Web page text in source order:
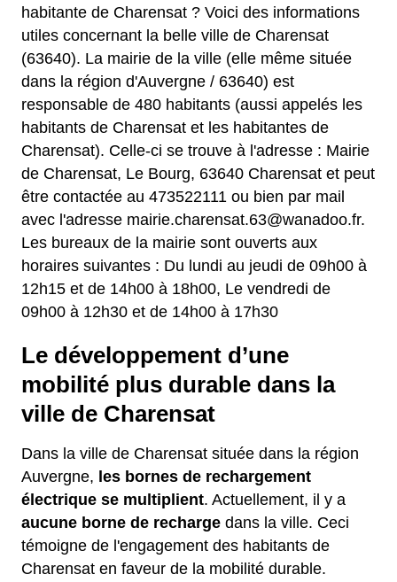
habitante de Charensat ? Voici des informations
utiles concernant la belle ville de Charensat
(63640). La mairie de la ville (elle même située
dans la région d'Auvergne / 63640) est
responsable de 480 habitants (aussi appelés les
habitants de Charensat et les habitantes de
Charensat). Celle-ci se trouve à l'adresse : Mairie
de Charensat, Le Bourg, 63640 Charensat et peut
être contactée au 473522111 ou bien par mail
avec l'adresse mairie.charensat.63@wanadoo.fr.
Les bureaux de la mairie sont ouverts aux
horaires suivantes : Du lundi au jeudi de 09h00 à
12h15 et de 14h00 à 18h00, Le vendredi de
09h00 à 12h30 et de 14h00 à 17h30
Le développement d’une
mobilité plus durable dans la
ville de Charensat
Dans la ville de Charensat située dans la région
Auvergne, les bornes de rechargement
électrique se multiplient. Actuellement, il y a
aucune borne de recharge dans la ville. Ceci
témoigne de l'engagement des habitants de
Charensat en faveur de la mobilité durable.